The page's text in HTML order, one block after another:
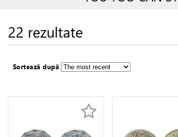
22 rezultate
Sortează după